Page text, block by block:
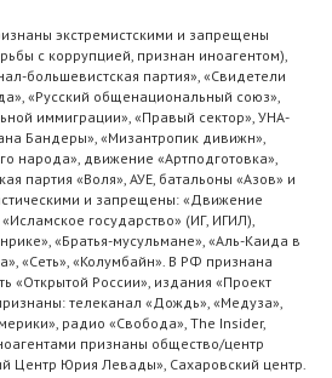
экстремистскими и запрещены
с коррупцией, признан иноагентом),
большевистская партия», «Свидетели
«Русский общенациональный союз»,
иммиграции», «Правый сектор», УНА-
Бандеры», «Мизантропик дивижн»,
народа», движение «Артподготовка»,
партия «Воля», АУЕ, батальоны «Азов» и
и запрещены: «Движение
государство» (ИГ, ИГИЛ),
«Братья-мусульмане», «Аль-Каида в
«Сеть», «Колумбайн». В РФ признана
«Открытой России», издания «Проект
телеканал «Дождь», «Медуза»,
радио «Свобода», The Insider,
признаны общество/центр
Центр Юрия Левады», Сахаровский центр.